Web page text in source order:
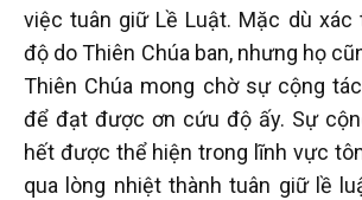
việc tuân giữ Lề Luật. Mặc dù xác
độ do Thiên Chúa ban, nhưng họ
Thiên Chúa mong chờ sự cộng
để đạt được ơn cứu độ ấy. Sự
hết được thể hiện trong lĩnh vực
qua lòng nhiệt thành tuân giữ lề